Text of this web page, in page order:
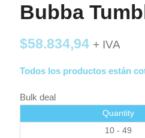
Bubba
$58.834,94 + IVA
Todos los productos están
Bulk deal
Quantity
10 - 49